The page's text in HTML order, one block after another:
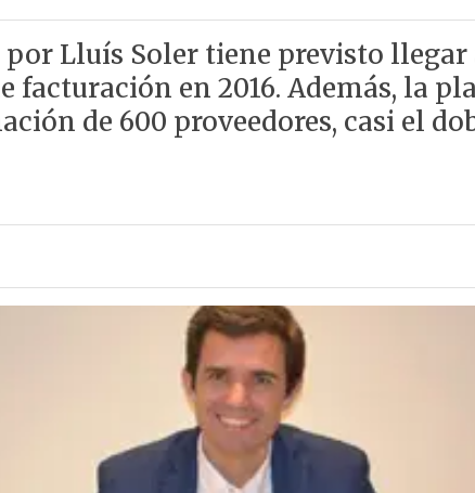
Lluís Soler tiene previsto llegar
facturación en 2016. Además, la
de 600 proveedores, casi el